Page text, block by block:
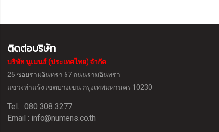
ติดต่อบริษัท
บริษัท นูเมนส์ (ประเทศไทย) จำกัด
25 ซอยรามอินทรา 57 ถนนรามอินทรา
แขวงท่าแร้ง เขตบางเขน กรุงเทพมหานคร 10230
Tel. : 080 308 3277
Email : info@numens.co.th